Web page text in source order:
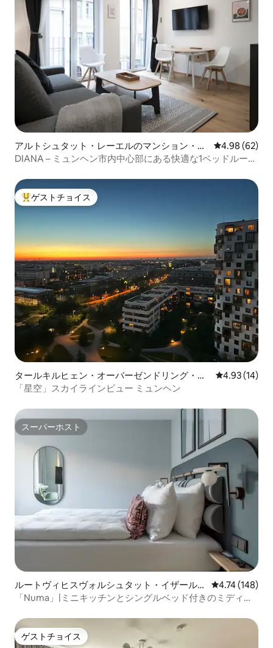
アルトシュタット・レーエルのマンション・ア
パート
レビュー62
4.98 (62)
DIANA – ミュンヘン市内中心部にある快適な1ベッドルーム
大好評のゲストチョイスです。
ゲストチョイス
タールキルヒェン・オーバーゼンドリング・フ
ォルステンリート・フュルステンリート・ゾル
レビュー14
4.93 (14)
「星空」スカイラインビュー ミュンヘン
スーパーホスト
スーパーホスト
ルートヴィヒスヴォルシュタット・イザールヴ
ォルシュタットのマンション・アパート
レビュー148
4.74 (148)
「Numa」|ミニキッチンとシングルベッド付きのミディア
ゲストチョイス
ゲストチョイス